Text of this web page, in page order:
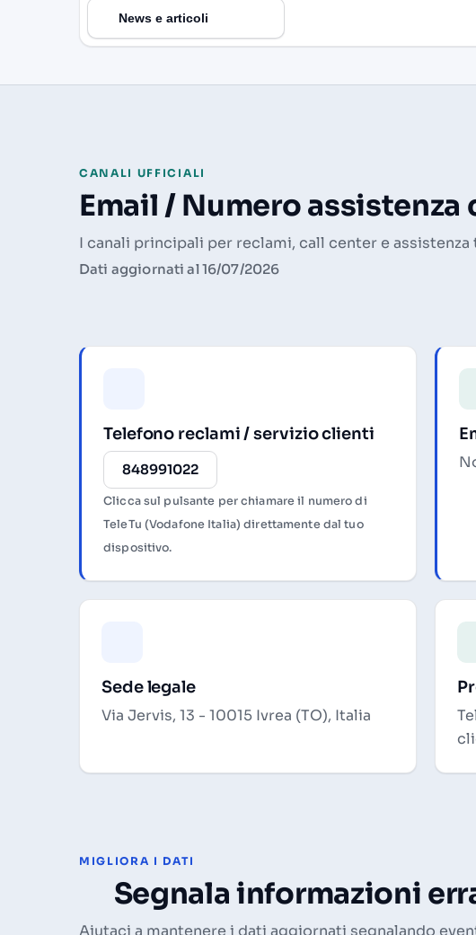
News e articoli
CANALI UFFICIALI
Email / Numero assistenza
I canali principali per reclami, call center e assistenza
Dati aggiornati al 16/07/2026
Telefono reclami / servizio clienti
848991022
Clicca sul pulsante per chiamare il numero di
TeleTu (Vodafone Italia) direttamente dal tuo
dispositivo.
Sede legale
Via Jervis, 13 - 10015 Ivrea (TO), Italia
MIGLIORA I DATI
Segnala informazioni
Aiutaci a mantenere i dati aggiornati segnalando